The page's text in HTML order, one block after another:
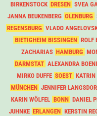
BIRKENSTOCK DRESEN SVEA
JANNA BEUKENBERG OLENBURG
REGENSBURG VLADO
BIETIGHEIM BISSINGEN ROLF
ZACHARIAS HAMBURG
DARMSTAT ALEXANDRA
MIRKO DUFFE SOEST
MÜNCHEN JENNIFER
KARIN WÖLFEL BONN DANIEL
JUHNKE ERLANGEN KERSTIN